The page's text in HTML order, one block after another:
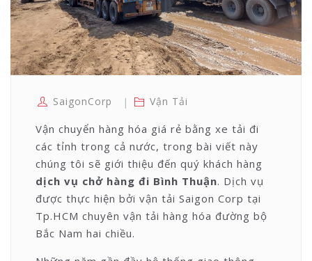
SaigonCorp Vận Tải
Vận chuyển hàng hóa giá rẻ bằng xe tải đi
các tỉnh trong cả nước, trong bài viết này
chúng tôi sẽ giới thiệu đến quý khách hàng
dịch vụ chở hàng đi Bình Thuận. Dịch vụ
được thực hiện bởi vận tải Saigon Corp tại
Tp.HCM chuyên vận tải hàng hóa đường bộ
Bắc Nam hai chiều.